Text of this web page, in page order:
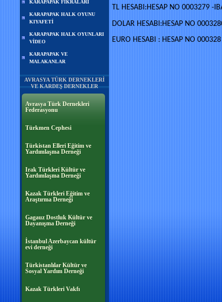
KARAPAPAK FIKRALARI
KARAPAPAK HALK OYUNU
KIYAFETİ
KARAPAPAK HALK OYUNLARI
VİDEO
KARAPAPAK VE
MALAKANLAR
AVRASYA TÜRK DERNEKLERİ
VE KARDEŞ DERNEKLER
Avrasya Türk Dernekleri
Federasyonu
Türkmen Cephesi
Türkistan Elleri Eğitim ve
Yardımlaşma Derneği
Irak Türkleri Kültür ve
Yardımlaşma Derneği
Kazak Türkleri Eğitim ve
Araştırma Derneği
Gagauz Dostluk Kültür ve
Dayanışma Derneği
İstanbul Azerbaycan kültür
evi derneği
Türkistanlılar Kültür ve
Sosyal Yardım Derneği
Kazak Türkleri Vakfı
TL HESABI:HESAP NO 0003279 -
DOLAR HESABI:HESAP NO
EURO HESABI : HESAP NO